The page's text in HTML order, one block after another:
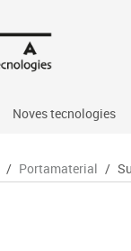
Noves tecnologies
Audio
/ Portamaterial /